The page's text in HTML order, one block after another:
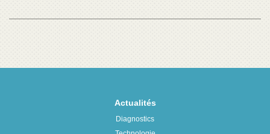
Actualités
Diagnostics